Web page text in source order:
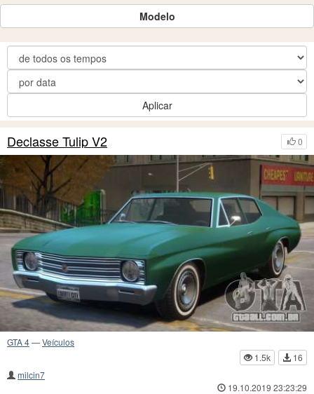
Modelo
Aplicar
0
Declasse Tulip V2
GTA 4—Veículos
1.5k
16
milcin7
19.10.2019 23:23:29